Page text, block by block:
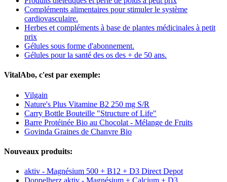
Compléments alimentaires pour stimuler le système
cardiovasculaire.
Herbes et compléments à base de plantes médicinales à petit
prix
Gélules sous forme d'abonnement.
Gélules pour la santé des os des + de 50 ans.
VitalAbo, c'est par exemple:
Vilgain
Nature's Plus Vitamine B2 250 mg S/R
Carry Bottle Bouteille "Structure of Life"
Barre Protéinée Bio au Chocolat - Mélange de Fruits
Govinda Graines de Chanvre Bio
Nouveaux produits:
aktiv - Magnésium 500 + B12 + D3 Direct Depot
Doppelherz aktiv - Magnésium + Calcium + D3